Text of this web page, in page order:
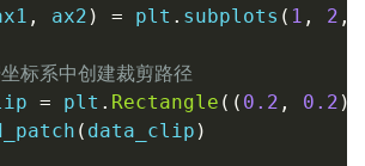
, ax2 ) = plt . subplots ( 1 , 2 ,
标系中创建裁剪路径
= plt . Rectangle ( ( 0.2 , 0.2 )
( data_clip )